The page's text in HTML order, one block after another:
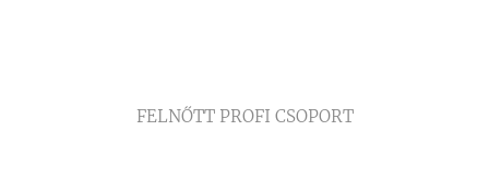
FELNŐTT PROFI CSOPORT